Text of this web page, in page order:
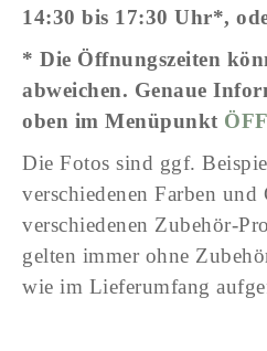
14:30 bis 17:30 Uhr*,
* Die Öffnungszeiten
abweichen. Genaue
oben im Menüpunkt
Die Fotos sind ggf.
verschiedenen Farben und
verschiedenen Zubehör-
gelten immer ohne
wie im Lieferumfang